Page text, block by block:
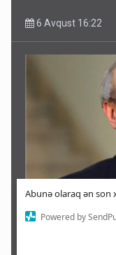
Abunə olaraq ən son
Powered by
6 Avqust 16:22
Laricaninin